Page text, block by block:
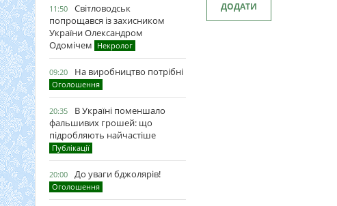
11:50
Світловодськ
попрощався із захисником
України Олександром
Одомічем Некролог
09:20 На виробництво потрібні
Оголошення
20:35
В Україні поменшало
фальшивих грошей: що
підробляють найчастіше
Публікації
20:00 До уваги бджолярів!
Оголошення
ДОДАТИ